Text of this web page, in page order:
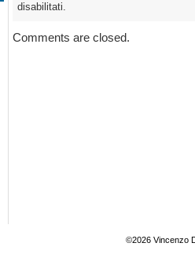
disabilitati.
Comments are closed.
©2026 Vincenzo